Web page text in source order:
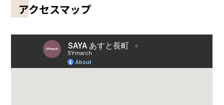
アクセスマップ